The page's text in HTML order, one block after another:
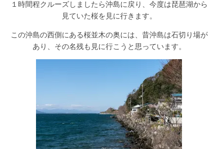
１時間程クルーズしましたら沖島に戻り、今度は琵琶湖から
見ていた桜を見に行きます。
この沖島の西側にある桜並木の奥には、昔沖島は石切り場が
あり、その名残も見に行こうと思っています。